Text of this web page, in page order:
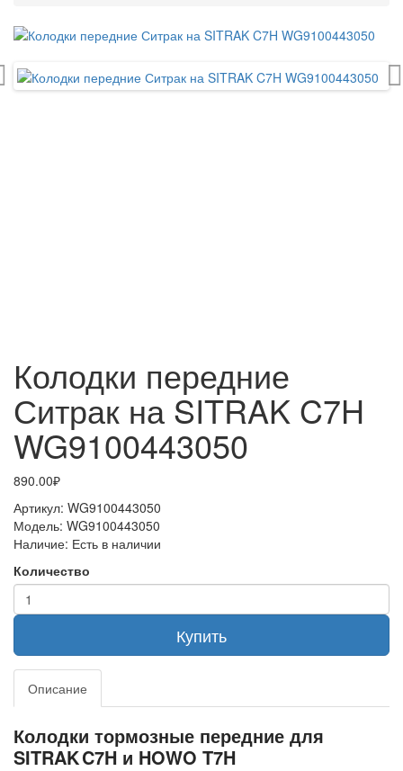
Колодки передние
Ситрак на SITRAK C7H
WG9100443050
890.00₽
Артикул: WG9100443050
Модель: WG9100443050
Наличие: Есть в наличии
Количество
Купить
Описание
Колодки тормозные передние для
SITRAK C7H и HOWO T7H